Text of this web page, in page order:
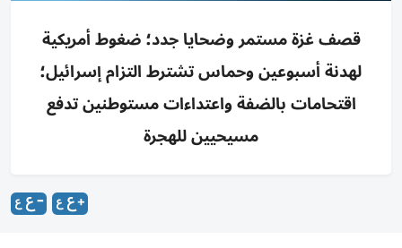
قصف غزة مستمر وضحايا جدد؛ ضغوط أمريكية
لهدنة أسبوعين وحماس تشترط التزام إسرائيل؛
اقتحامات بالضفة واعتداءات مستوطنين تدفع
مسيحيين للهجرة